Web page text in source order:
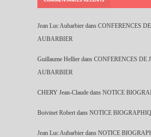
Jean Luc Aubarbier dans CONFERENCES
AUBARBIER
Guillaume Hellier dans CONFERENCES DE
AUBARBIER
CHERY Jean-Claude dans NOTICE
Boivinet Robert dans NOTICE
Jean Luc Aubarbier dans NOTICE